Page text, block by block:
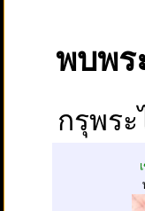
พบพร
กรุพร